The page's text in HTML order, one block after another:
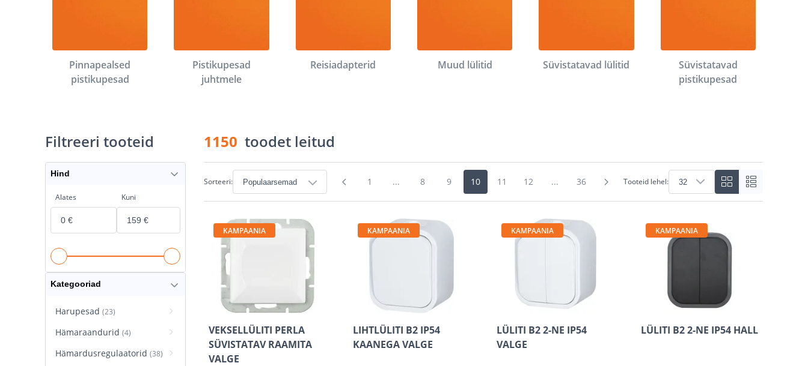
Pinnapealsed
pistikupesad
Pistikupesad
juhtmele
Reisiadapterid Muud lülitid Süvistatavad lülitid
Süvistatavad
pistikupesad
1150 toodet leitud
Sorteeri: 1 ... 8 9 10 11 12 ... 36 Tooteid lehel:
KAMPAANIA
VEKSELLÜLITI PERLA
SÜVISTATAV RAAMITA
VALGE
KAMPAANIA
LIHTLÜLITI B2 IP54
KAANEGA VALGE
KAMPAANIA
LÜLITI B2 2-NE IP54
VALGE
KAMPAANIA
LÜLITI B2 2-NE IP54 HALL
Filtreeri tooteid
Hind
Alates Kuni
Kategooriad
Harupesad (23)
Hämaraandurid (4)
Hämardusregulaatorid (38)